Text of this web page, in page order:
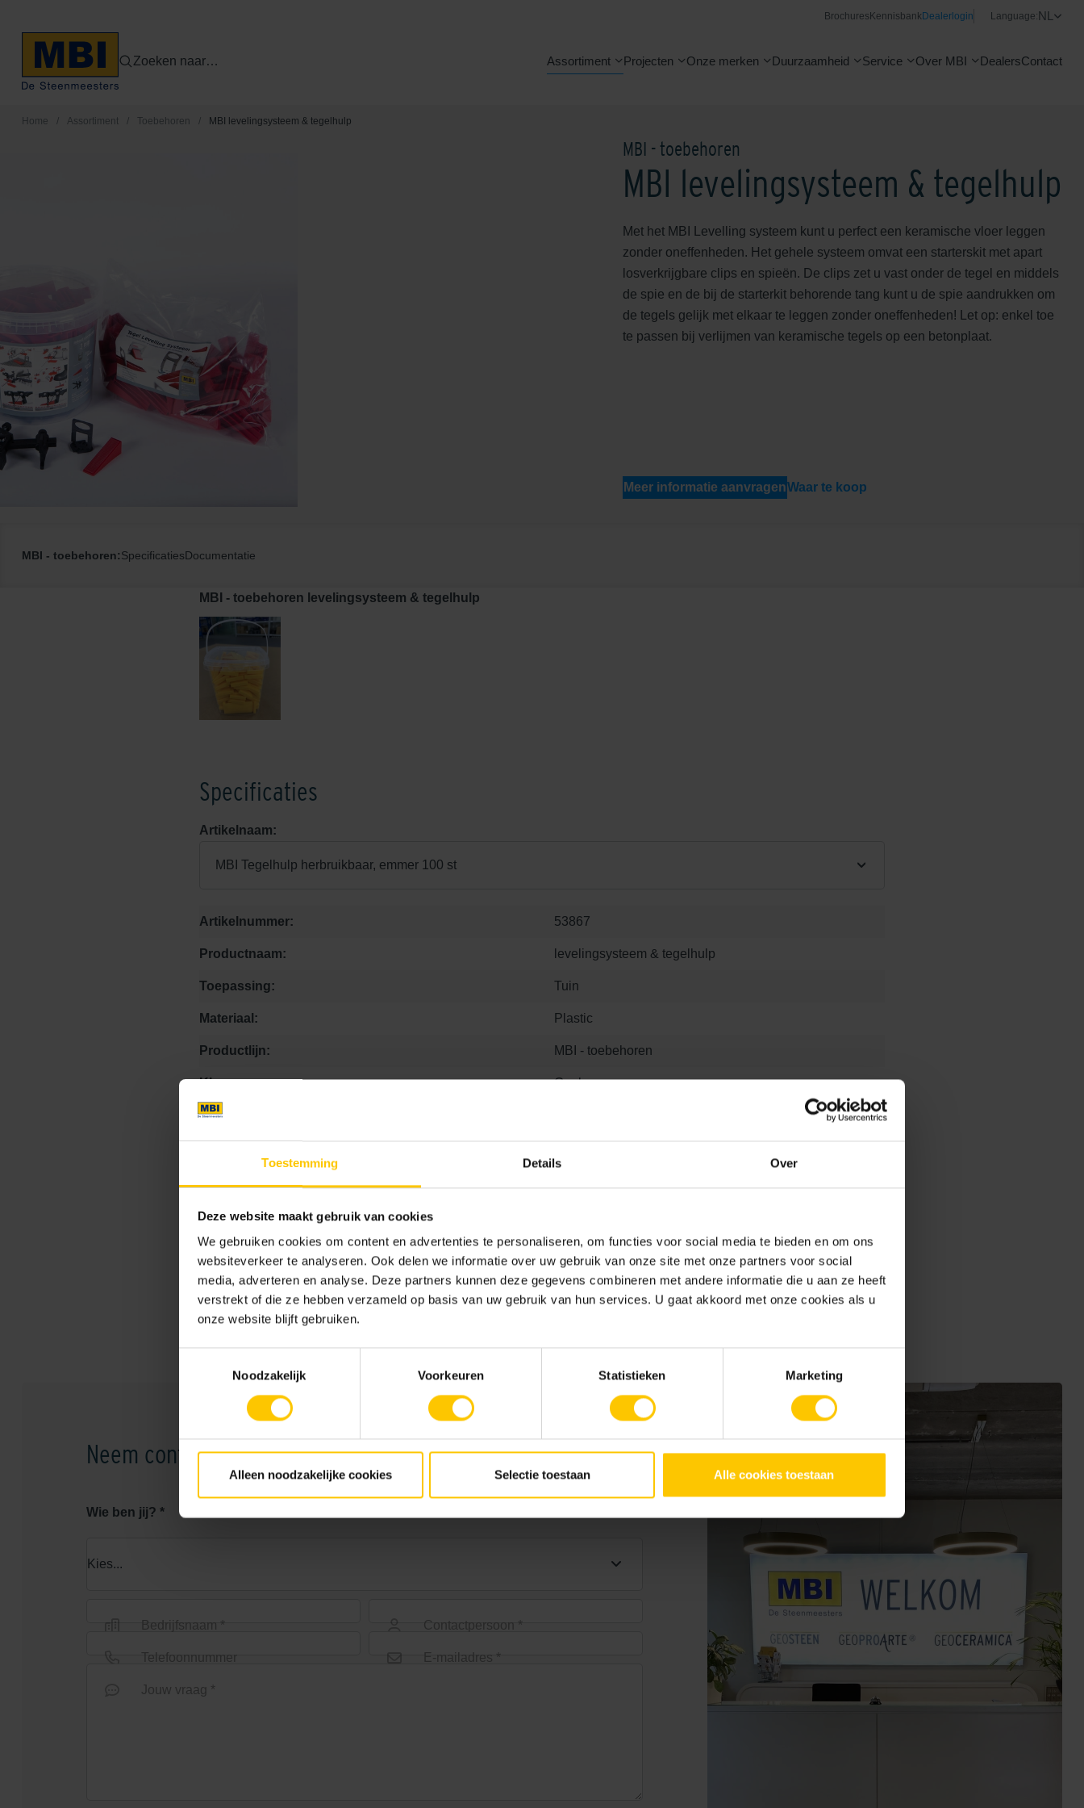
Toestemming Details Over
Deze website maakt gebruik van cookies
We gebruiken cookies om content en advertenties te personaliseren, om functies voor social media te bieden en om ons
websiteverkeer te analyseren. Ook delen we informatie over uw gebruik van onze site met onze partners voor social
media, adverteren en analyse. Deze partners kunnen deze gegevens combineren met andere informatie die u aan ze heeft
verstrekt of die ze hebben verzameld op basis van uw gebruik van hun services. U gaat akkoord met onze cookies als u
onze website blijft gebruiken.
Noodzakelijk
Voorkeuren Statistieken Marketing
Alleen noodzakelijke cookies Selectie toestaan Alle cookies toestaan
Brochures KennisbankDealerlogin Language:NL
Zoeken naar… Assortiment Projecten Onze merken Duurzaamheid Service Over MBI DealersContact
Home / Assortiment / Toebehoren / MBI levelingsysteem & tegelhulp
MBI - toebehoren
MBI levelingsysteem & tegelhulp
Met het MBI Levelling systeem kunt u perfect een keramische vloer leggen
zonder oneffenheden. Het gehele systeem omvat een starterskit met apart
losverkrijgbare clips en spieën. De clips zet u vast onder de tegel en middels
de spie en de bij de starterkit behorende tang kunt u de spie aandrukken om
de tegels gelijk met elkaar te leggen zonder oneffenheden! Let op: enkel toe
te passen bij verlijmen van keramische tegels op een betonplaat.
Meer informatie aanvragenWaar te koop
MBI - toebehoren:SpecificatiesDocumentatie
MBI - toebehoren levelingsysteem & tegelhulp
Specificaties
Artikelnaam:
MBI Tegelhulp herbruikbaar, emmer 100 st
Artikelnummer: 53867
Productnaam: levelingsysteem & tegelhulp
Toepassing: Tuin
Materiaal: Plastic
Productlijn: MBI - toebehoren
Kleur: Geel
EAN:
Lengte:
Breedte: 0 mm
Hoogte: 0 mm
Prijs Eenheid: 52.95
Neem contact op
Wie ben jij? *
Bedrijfsnaam * Contactpersoon *
Telefoonnummer E-mailadres *
Jouw vraag *